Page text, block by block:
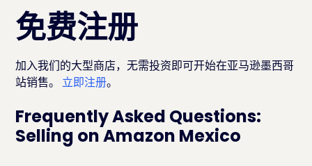
免费注册
加入我们的大型商店，无需投资即可开始在亚马逊墨西哥
站销售。立即注册。
Frequently Asked Questions:
Selling on Amazon Mexico